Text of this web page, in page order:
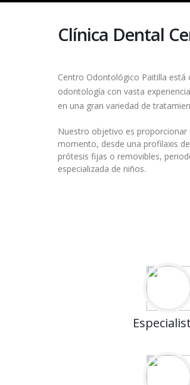
Clínica Dental
Centro Odontológico Paitilla
odontología con vasta
en una gran variedad de
Nuestro objetivo es proporcionar
momento, desde una profilaxis
prótesis fijas o removibles,
especializada de niños.